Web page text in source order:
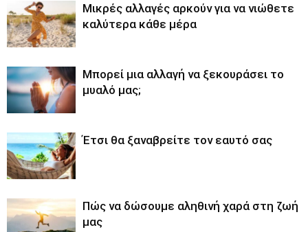
Μικρές αλλαγές αρκούν για να νιώθετε
καλύτερα κάθε μέρα
Μπορεί μια αλλαγή να ξεκουράσει το
μυαλό μας;
Έτσι θα ξαναβρείτε τον εαυτό σας
Πώς να δώσουμε αληθινή χαρά στη ζωή
μας